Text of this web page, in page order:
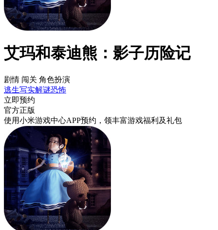
艾玛和泰迪熊：影子历险记
剧情 闯关 角色扮演
逃生写实解谜恐怖
立即预约
官方正版
使用小米游戏中心APP预约 ，领丰富游戏福利 及礼包